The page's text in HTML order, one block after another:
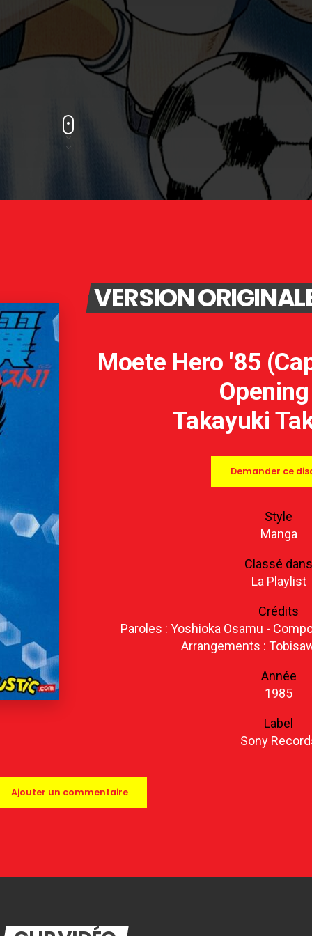
VERSION
Moete Hero '85
Takayuki
Demander ce
Style
Manga
Classé dans
La Playlist
Crédits
Paroles : Yoshioka Osamu -
Arrangements :
Année
1985
Label
Sony
Ajouter un commentaire